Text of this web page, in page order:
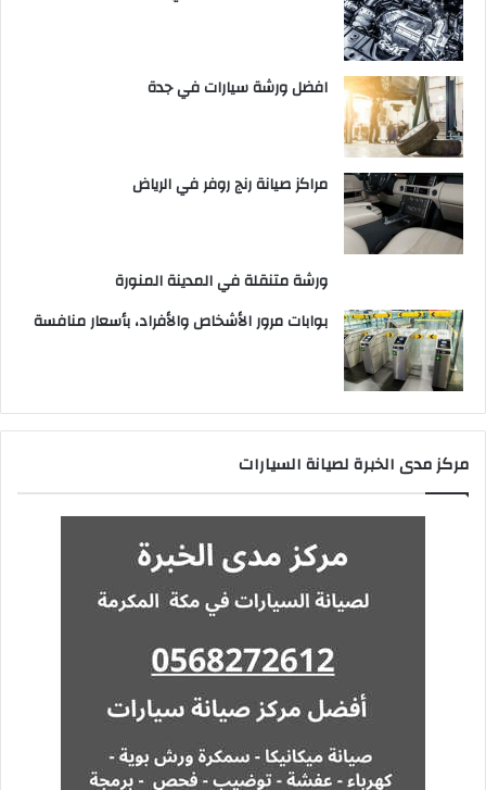
افضل ورشة سيارات في جدة
مراكز صيانة رنج روفر في الرياض
ورشة متنقلة في المدينة المنورة
بوابات مرور الأشخاص والأفراد، بأسعار منافسة
مركز مدى الخبرة لصيانة السيارات